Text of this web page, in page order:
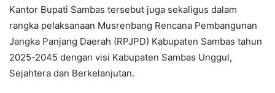
Kantor Bupati Sambas tersebut juga sekaligus dalam
rangka pelaksanaan Musrenbang Rencana Pembangunan
Jangka Panjang Daerah (RPJPD) Kabupaten Sambas tahun
2025-2045 dengan visi Kabupaten Sambas Unggul,
Sejahtera dan Berkelanjutan.